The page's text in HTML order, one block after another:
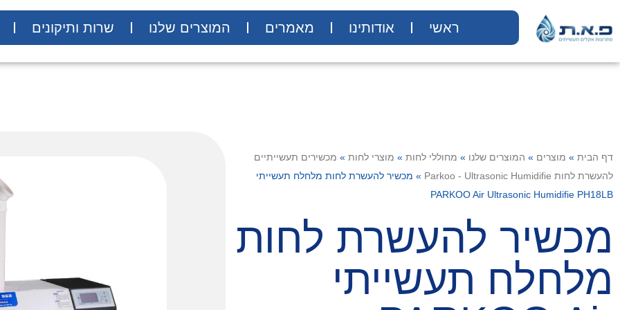
ראשי אודותינו מאמרים המוצרים שלנו שרות ותיקונים
דף הבית » מוצרים » המוצרים שלנו » מחוללי לחות » מוצרי לחות » מכשירים תעשייתיים
להעשרת לחות Parkoo - Ultrasonic Humidifie
» מכשיר להעשרת לחות מלחלח תעשייתי
PARKOO Air Ultrasonic Humidifie PH18LB
מכשיר להעשרת לחות
מלחלח תעשייתי